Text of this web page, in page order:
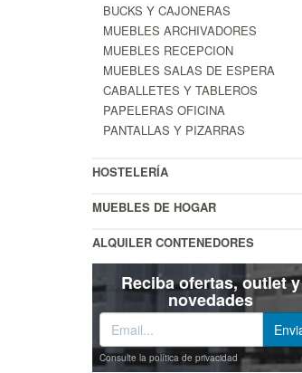
BUCKS Y CAJONERAS
MUEBLES ARCHIVADORES
MUEBLES RECEPCION
MUEBLES SALAS DE ESPERA
CABALLETES Y TABLEROS
PAPELERAS OFICINA
PANTALLAS Y PIZARRAS
HOSTELERÍA
MUEBLES DE HOGAR
ALQUILER CONTENEDORES
Reciba ofertas, outlet y
novedades
Consulte la política de privacidad